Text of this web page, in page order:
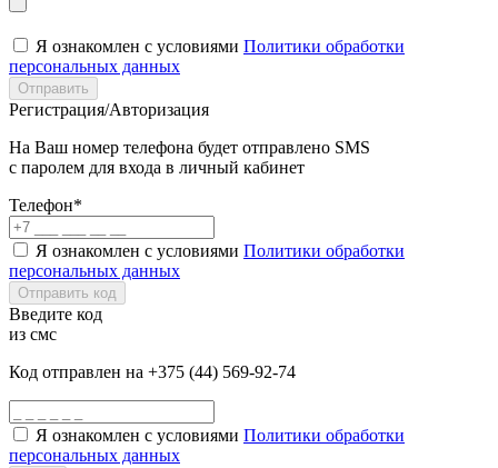
Я ознакомлен с условиями Политики обработки
персональных данных
Отправить
Регистрация/Авторизация
На Ваш номер телефона будет отправлено SMS
с паролем для входа в личный кабинет
Телефон*
Я ознакомлен с условиями Политики обработки
персональных данных
Отправить код
Введите код
из смс
Код отправлен на +375 (44) 569-92-74
Я ознакомлен с условиями Политики обработки
персональных данных